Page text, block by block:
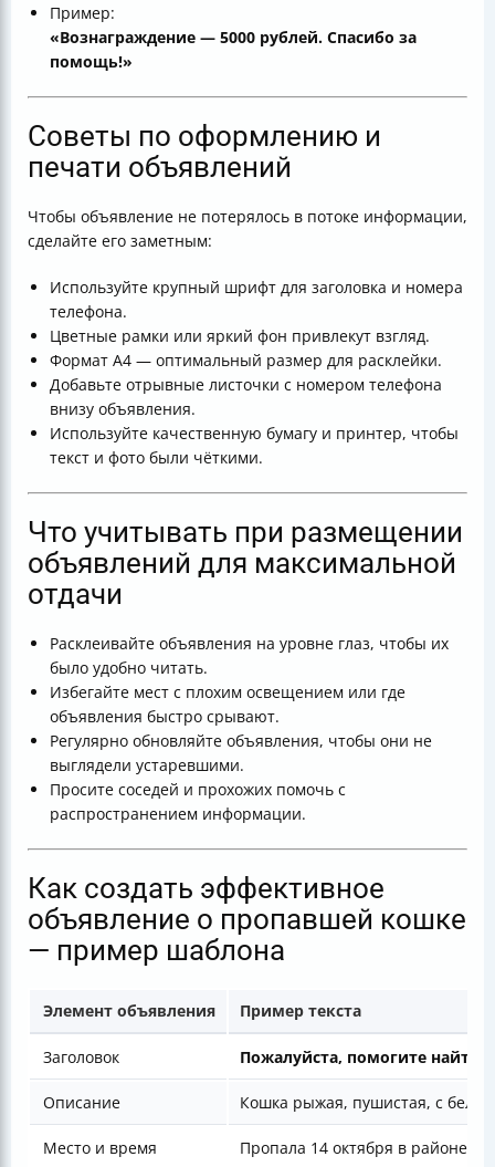
Пример:
«Вознаграждение — 5000 рублей. Спасибо за
помощь!»
Советы по оформлению и
печати объявлений
Чтобы объявление не потерялось в потоке информации,
сделайте его заметным:
Используйте крупный шрифт для заголовка и номера
телефона.
Цветные рамки или яркий фон привлекут взгляд.
Формат А4 — оптимальный размер для расклейки.
Добавьте отрывные листочки с номером телефона
внизу объявления.
Используйте качественную бумагу и принтер, чтобы
текст и фото были чёткими.
Что учитывать при размещении
объявлений для максимальной
отдачи
Расклеивайте объявления на уровне глаз, чтобы их
было удобно читать.
Избегайте мест с плохим освещением или где
объявления быстро срывают.
Регулярно обновляйте объявления, чтобы они не
выглядели устаревшими.
Просите соседей и прохожих помочь с
распространением информации.
Как создать эффективное
объявление о пропавшей кошке
— пример шаблона
Элемент объявления Пример текста
Заголовок Пожалуйста, помогите найти
Описание Кошка рыжая, пушистая, с
Место и время Пропала 14 октября в районе